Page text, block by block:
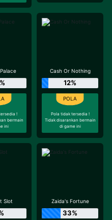
!
bermain
ini
Cash Or Nothing
12%
Pola tidak tersedia !
Tidak disarankan bermain
di game ini
Slot Zaida's Fortune
33%